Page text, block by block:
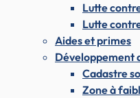
Lutte
Lutte
Aides et primes
Développement
Cadastre
Zone à